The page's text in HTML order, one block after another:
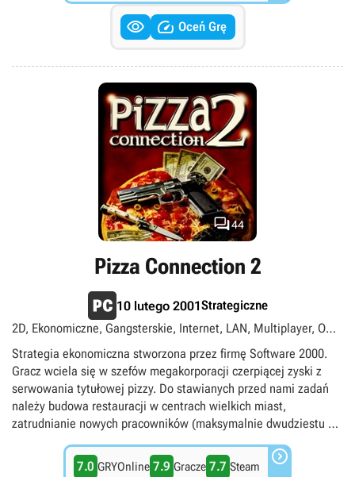
tytułowego dania z wykorzystaniem ponad 75 składników.
Oprócz tego, w trakcie zabawy musimy dbać o stronę biznesową
naszej działalności, co wiąże się z zarządzaniem
czasu musimy także zmagać się z konkurencją, nierzadko
posuwając się do nieczystych zagrań. Filarem Pizza Connection
3 jest kampania fabularna, którą rozpoczynamy w Rzymie, by
stopniowo przejmować kolejne rynki. Oczywiście nie brakuje tu
również trybu swobodnego, w którym możemy bez ograniczeń
oddawać się rozwojowi swojego biznesu. Co ciekawe, jest to
pierwsza część serii wykonana w pełnym trójwymiarze.
  Oceń Grę
44
Pizza Connection 2
10 lutego 2001Strategiczne
2D, Ekonomiczne, Gangsterskie, Internet, LAN, Multiplayer, O
gotowaniu, Singleplayer, Widok izometryczny
Strategia ekonomiczna stworzona przez firmę Software 2000.
Gracz wciela się w szefów megakorporacji czerpiącej zyski z
serwowania tytułowej pizzy. Do stawianych przed nami zadań
należy budowa restauracji w centrach wielkich miast,
zatrudnianie nowych pracowników (maksymalnie dwudziestu na
jedną placówkę) i dbanie o ich wydajność, wynajmowanie firm
ochroniarskich, a także przeszkadzanie konkurencji. To ostatnie
7.0 GRYOnline 7.9 Gracze 7.7 Steam 